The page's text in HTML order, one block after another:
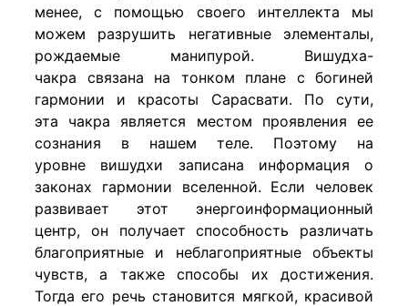
менее, с помощью своего интеллекта мы
можем разрушить негативные элементалы,
рождаемые манипурой. Вишудха-
чакра связана на тонком плане с богиней
гармонии и красоты Сарасвати. По сути,
эта чакра является местом проявления ее
сознания в нашем теле. Поэтому на
уровне вишудхи записана информация о
законах гармонии вселенной. Если человек
развивает этот энергоинформационный
центр, он получает способность различать
благоприятные и неблагоприятные объекты
чувств, а также способы их достижения.
Тогда его речь становится мягкой, красивой